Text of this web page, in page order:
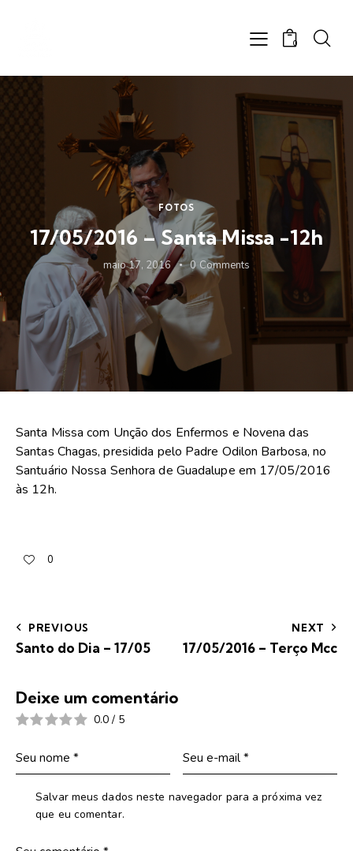
0
FOTOS
17/05/2016 – Santa Missa -12h
maio 17, 2016 0 Comments
Santa Missa com Unção dos Enfermos e Novena das
Santas Chagas, presidida pelo Padre Odilon Barbosa, no
Santuário Nossa Senhora de Guadalupe em 17/05/2016
às 12h.
0
PREVIOUS
Santo do Dia – 17/05
NEXT
17/05/2016 – Terço Mcc
Deixe um comentário
0.0 / 5
Salvar meus dados neste navegador para a próxima vez
que eu comentar.